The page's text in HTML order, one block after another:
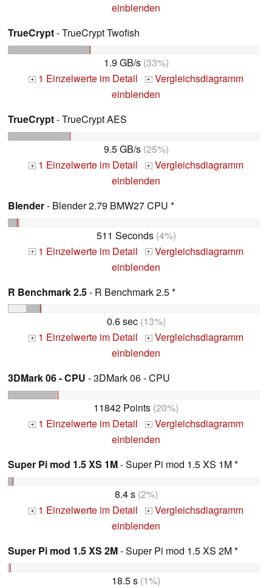
einblenden
TrueCrypt- TrueCrypt Twofish
1.9 GB/s(33%)
+ 1 Einzelwerte im Detail + Vergleichsdiagramm
einblenden
TrueCrypt- TrueCrypt AES
9.5 GB/s(25%)
+ 1 Einzelwerte im Detail + Vergleichsdiagramm
einblenden
Blender- Blender 2.79 BMW27 CPU *
511 Seconds(4%)
+ 1 Einzelwerte im Detail + Vergleichsdiagramm
einblenden
R Benchmark 2.5- R Benchmark 2.5 *
0.6 sec(13%)
+ 1 Einzelwerte im Detail + Vergleichsdiagramm
einblenden
3DMark 06 - CPU - 3DMark 06 - CPU
11842 Points (20%)
+ 1 Einzelwerte im Detail + Vergleichsdiagramm
einblenden
Super Pi mod 1.5 XS 1M- Super Pi mod 1.5 XS 1M *
8.4 s(2%)
+ 1 Einzelwerte im Detail + Vergleichsdiagramm
einblenden
Super Pi mod 1.5 XS 2M- Super Pi mod 1.5 XS 2M *
18.5 s (1%)